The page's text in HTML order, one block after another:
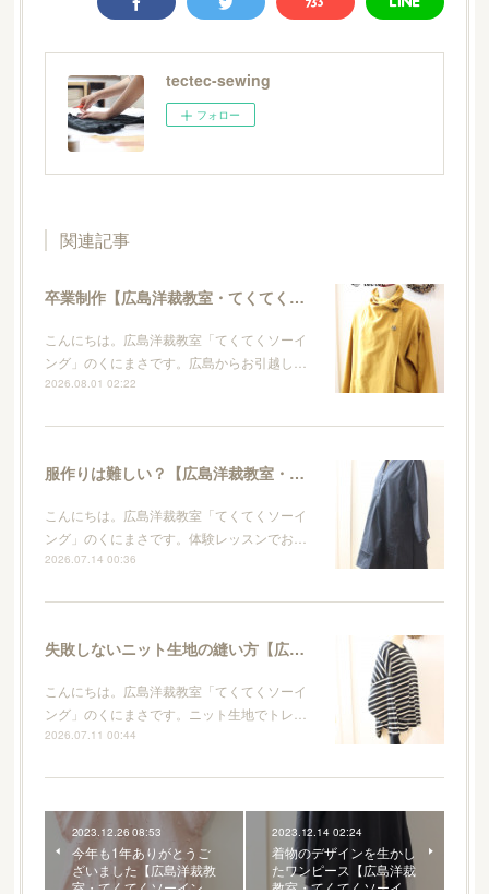
tectec-sewing
フォロー
関連記事
卒業制作【広島洋裁教室・てくてくソーイング】
こんにちは。広島洋裁教室「てくてくソーイ
ング」のくにまさです。広島からお引越し…
2026.08.01 02:22
服作りは難しい？【広島洋裁教室・てくてくソーイング】
こんにちは。広島洋裁教室「てくてくソーイ
ング」のくにまさです。体験レッスンでお…
2026.07.14 00:36
失敗しないニット生地の縫い方【広島洋裁教室・てくてくソーイング】
こんにちは。広島洋裁教室「てくてくソーイ
ング」のくにまさです。ニット生地でトレ…
2026.07.11 00:44
2023.12.26 08:53
今年も1年ありがとうご
ざいました【広島洋裁教
室・てくてくソーイン…
2023.12.14 02:24
着物のデザインを生かし
たワンピース【広島洋裁
教室・てくてくソーイ…